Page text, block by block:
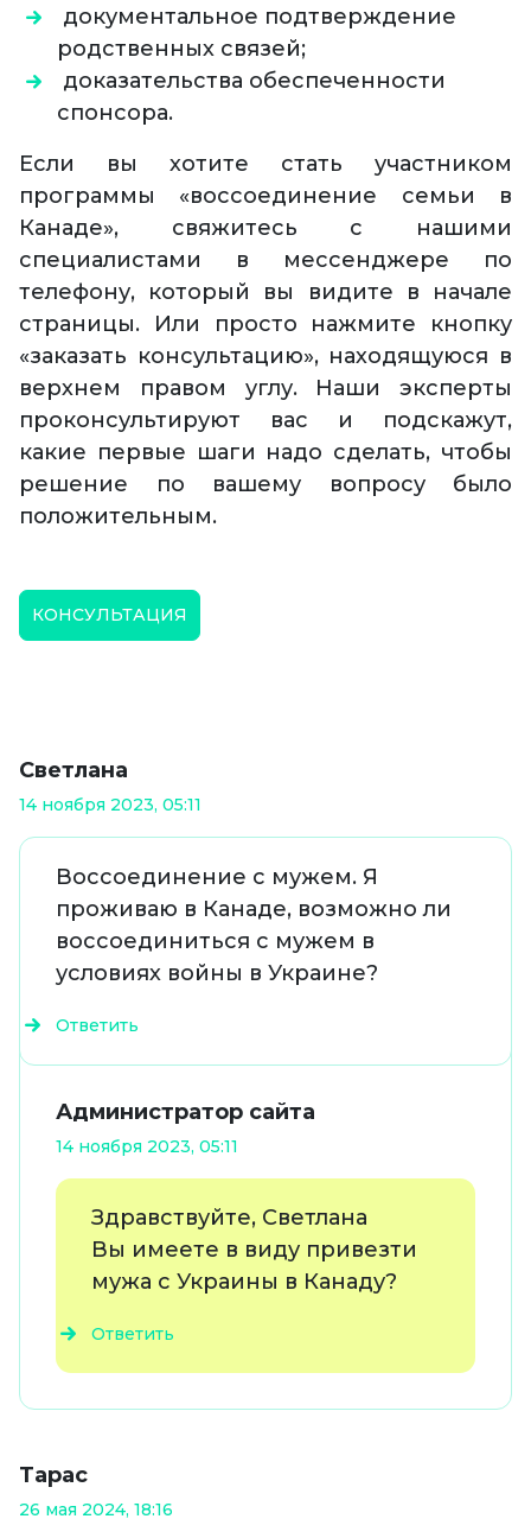
документальное подтверждение
родственных связей;
доказательства обеспеченности
спонсора.
Если вы хотите стать участником
программы «воссоединение семьи в
Канаде», свяжитесь с нашими
специалистами в мессенджере по
телефону, который вы видите в начале
страницы. Или просто нажмите кнопку
«заказать консультацию», находящуюся в
верхнем правом углу. Наши эксперты
проконсультируют вас и подскажут,
какие первые шаги надо сделать, чтобы
решение по вашему вопросу было
положительным.
КОНСУЛЬТАЦИЯ
Светлана
14 ноября 2023, 05:11
Воссоединение с мужем. Я
проживаю в Канаде, возможно ли
воссоединиться с мужем в
условиях войны в Украине?
Ответить
Администратор сайта
14 ноября 2023, 05:11
Здравствуйте, Светлана
Вы имеете в виду привезти
мужа с Украины в Канаду?
Ответить
Тарас
26 мая 2024, 18:16